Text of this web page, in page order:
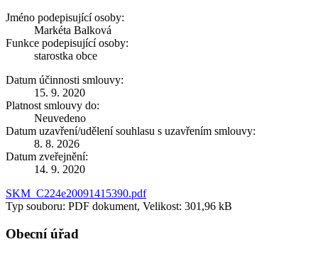
Jméno podepisující osoby:
Markéta Balková
Funkce podepisující osoby:
starostka obce
Datum účinnosti smlouvy:
15. 9. 2020
Platnost smlouvy do:
Neuvedeno
Datum uzavření/udělení souhlasu s uzavřením smlouvy:
8. 8. 2026
Datum zveřejnění:
14. 9. 2020
SKM_C224e20091415390.pdf
Typ souboru: PDF dokument, Velikost: 301,96 kB
Obecní úřad